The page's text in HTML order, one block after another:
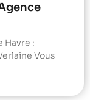
Havre :
Vous